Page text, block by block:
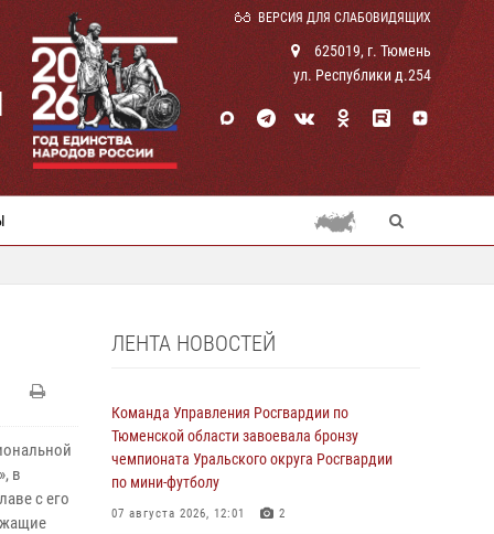
ВЕРСИЯ ДЛЯ СЛАБОВИДЯЩИХ
625019, г. Тюмень
ул. Республики д.254
в
с его
ЛЕНТА НОВОСТЕЙ
Команда Управления Росгвардии по
Тюменской области завоевала бронзу
чемпионата Уральского округа Росгвардии
по мини-футболу
07 августа 2026, 12:01 2